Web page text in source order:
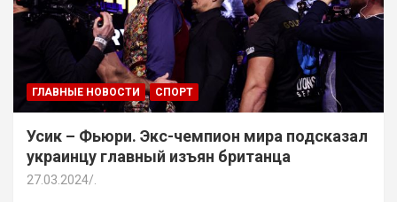
ГЛАВНЫЕ НОВОСТИ СПОРТ
Усик – Фьюри. Экс-чемпион мира подсказал
украинцу главный изъян британца
27.03.2024 .